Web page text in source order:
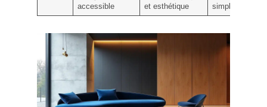
accessible
et esthétique
simple